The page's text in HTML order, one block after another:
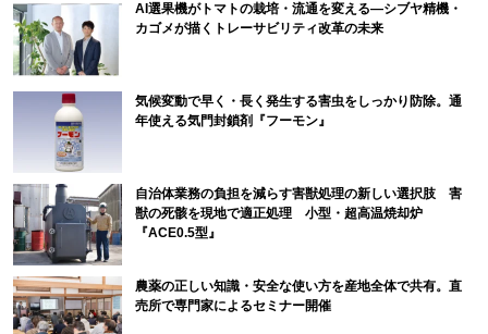
AI選果機がトマトの栽培・流通を変える―シブヤ精機・
カゴメが描くトレーサビリティ改革の未来
気候変動で早く・長く発生する害虫をしっかり防除。通
年使える気門封鎖剤『フーモン』
自治体業務の負担を減らす害獣処理の新しい選択肢 害
獣の死骸を現地で適正処理 小型・超高温焼却炉
『ACE0.5型』
農薬の正しい知識・安全な使い方を産地全体で共有。直
売所で専門家によるセミナー開催